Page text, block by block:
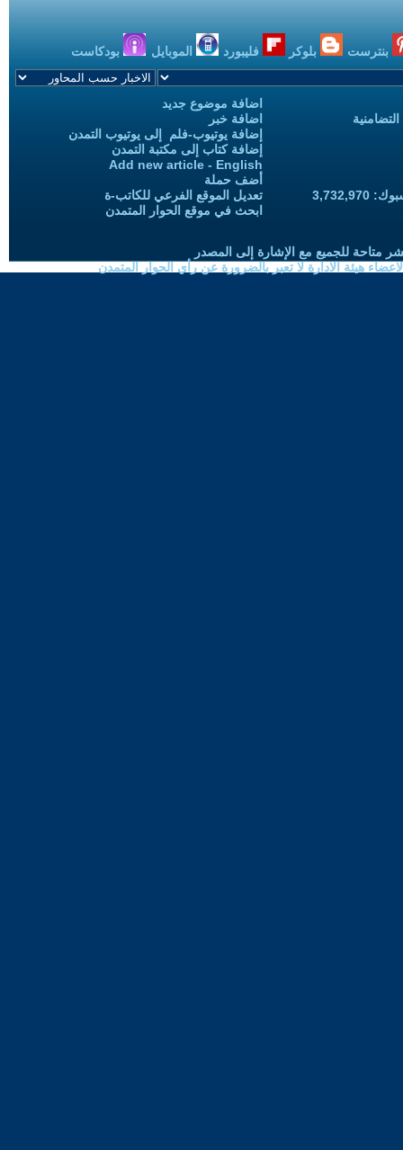
بنترست بلوكر فليبورد الموبايل بودكاست
اضافة موضوع جديد
اضافة خبر
إضافة يوتيوب-فلم إلى يوتيوب التمدن
إضافة كتاب إلى مكتبة التمدن
Add new article - English
أضف حملة
تعديل الموقع الفرعي للكاتب-ة
ابحث في موقع الحوار المتمدن
متاحة للجميع مع الإشارة إلى المصدر
هيئة الادارة لا تعبر بالضرورة عن رأي الحوار المتمدن